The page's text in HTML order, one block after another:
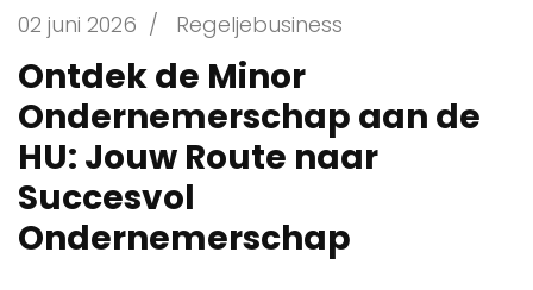
02 juni 2026 / Regeljebusiness
Ontdek de Minor
Ondernemerschap aan de
HU: Jouw Route naar
Succesvol
Ondernemerschap